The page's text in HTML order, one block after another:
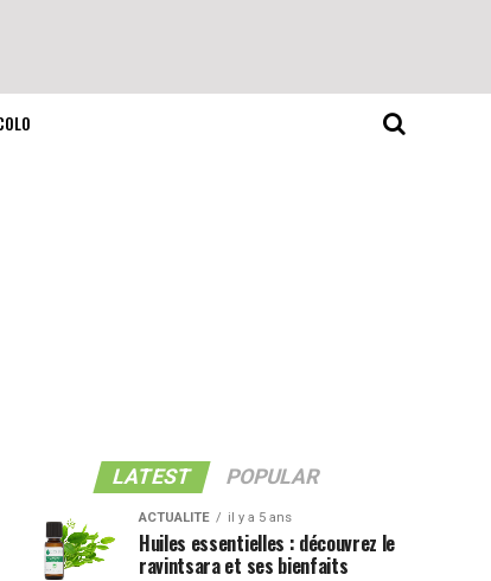
LATEST POPULAR
ACTUALITE il y a 5 ans
Huiles essentielles : découvrez le
ravintsara et ses bienfaits